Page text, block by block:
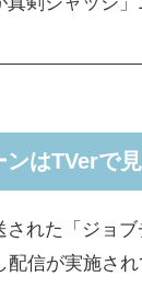
ンはTVerで
れた「ジョブ
信が実施され